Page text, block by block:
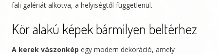
fali galériát alkotva, a helyiségtől függetlenül.
Kör alakú képek bármilyen beltérhez
A kerek vászonkép egy modern dekoráció, amely